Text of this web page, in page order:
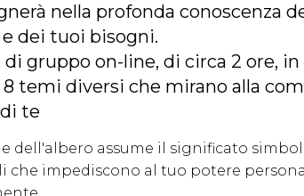
nella profonda conoscenza
dei tuoi bisogni.
gruppo on-line, di circa 2 ore,
temi diversi che mirano alla
te
dell'albero assume il significato
che impediscono al tuo potere